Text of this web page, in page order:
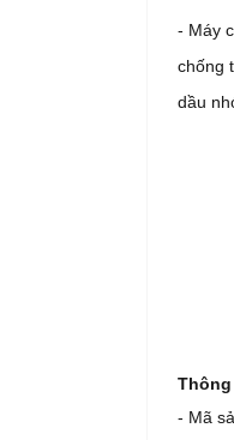
- Máy
chống
dầu
- Mã